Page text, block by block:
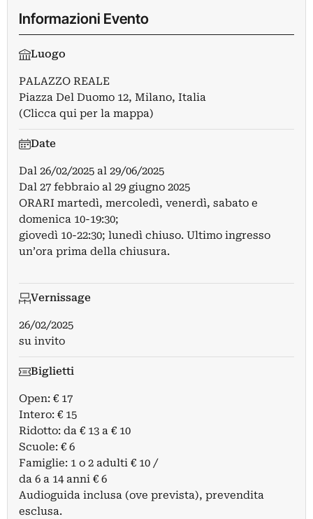
Informazioni Evento
Luogo
PALAZZO REALE
Piazza Del Duomo 12, Milano, Italia
(Clicca qui per la mappa)
Date
Dal 26/02/2025 al 29/06/2025
Dal 27 febbraio al 29 giugno 2025
ORARI martedì, mercoledì, venerdì, sabato e
domenica 10-19:30;
giovedì 10-22:30; lunedì chiuso. Ultimo ingresso
un’ora prima della chiusura.
Vernissage
26/02/2025
su invito
Biglietti
Open: € 17
Intero: € 15
Ridotto: da € 13 a € 10
Scuole: € 6
Famiglie: 1 o 2 adulti € 10 /
da 6 a 14 anni € 6
Audioguida inclusa (ove prevista), prevendita
esclusa.